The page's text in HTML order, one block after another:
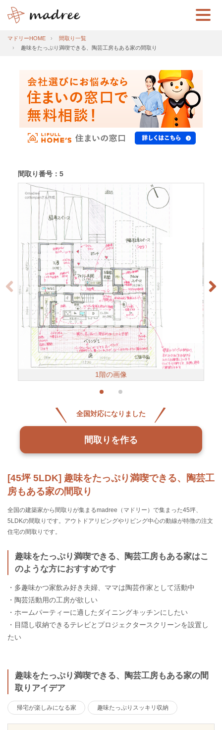
マドリーHOME
間取り一覧
趣味をたっぷり満喫できる、陶芸工房もある家の間取り
[45坪 5LDK] 趣味をたっぷり満喫できる、陶芸工
房もある家の間取り
全国の建築家から間取りが集まるmadree（マドリー）で集まった45坪、
5LDKの間取りです。アウトドアリビングやリビング中心の動線が特徴の注文
住宅の間取りです。
趣味をたっぷり満喫できる、陶芸工房もある家はこ
のような方におすすめです
・多趣味かつ家飲み好き夫婦、ママは陶芸作家として活動中
・陶芸活動用の工房が欲しい
・ホームパーティーに適したダイニングキッチンにしたい
・目隠し収納できるテレビとプロジェクタースクリーンを設置し
たい
趣味をたっぷり満喫できる、陶芸工房もある家の間
取りアイデア
帰宅が楽しみになる家 趣味たっぷりスッキリ収納
間取り番号：5
1階の画像
全国対応になりました
間取りを作る